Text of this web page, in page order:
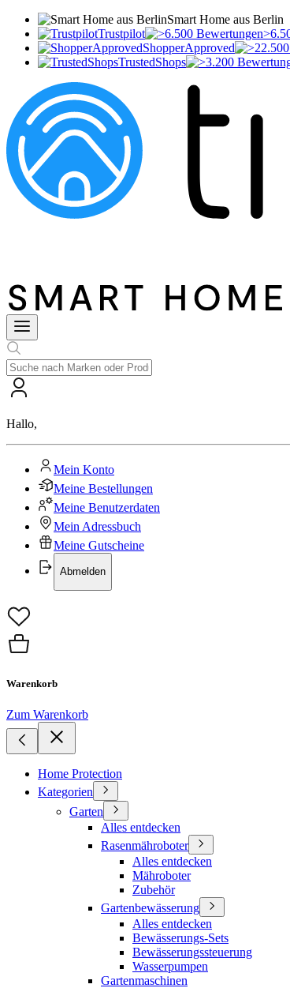
Smart Home aus Berlin
Trustpilot
ShopperApproved
TrustedShops
Hallo,
Mein Konto
Meine Bestellungen
Meine Benutzerdaten
Mein Adressbuch
Meine Gutscheine
Abmelden
Warenkorb
Zum Warenkorb
Home Protection
Kategorien
Garten
Alles entdecken
Rasenmähroboter
Alles entdecken
Mähroboter
Zubehör
Gartenbewässerung
Alles entdecken
Bewässerungs-Sets
Bewässerungssteuerung
Wasserpumpen
Gartenmaschinen